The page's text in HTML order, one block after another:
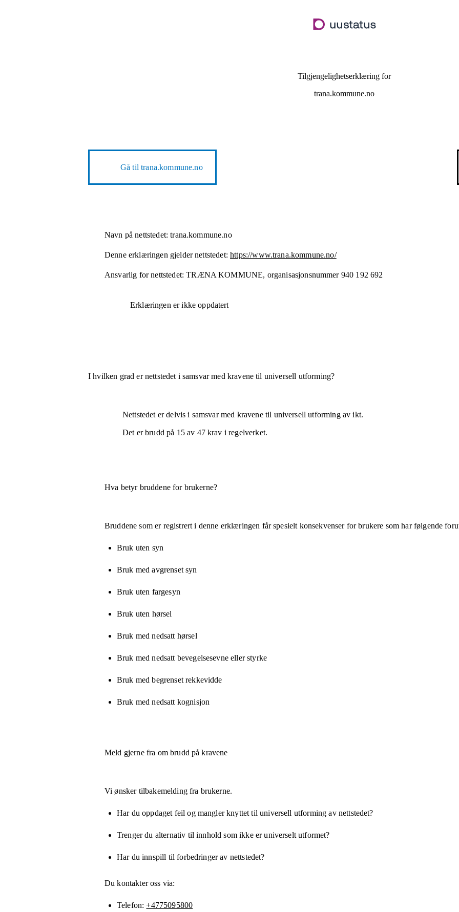
hovedinnhold
Tilgjengelighetserklæring for
trana.kommune.no
Gå tiltrana.kommune.no
Navn på nettstedet: trana.kommune.no
Denne erklæringen gjelder nettstedet: https://www.trana.kommune.no/
Ansvarlig for nettstedet: TRÆNA KOMMUNE, organisasjonsnummer 940 192 692
Erklæringen er ikke oppdatert
I hvilken grad er nettstedet i samsvar med kravene til universell utforming?
Nettstedet erdelvis i samsvarmed kravene til universell utforming av ikt.
Det er brudd på 15av 47krav i regelverket.
Hva betyr bruddene for brukerne?
Bruddene som er registrert i denne erklæringen får spesielt konsekvenser for brukere som har følgende
Bruk uten syn
Bruk med avgrenset syn
Bruk uten fargesyn
Bruk uten hørsel
Bruk med nedsatt hørsel
Bruk med nedsatt bevegelsesevne eller styrke
Bruk med begrenset rekkevidde
Bruk med nedsatt kognisjon
Meld gjerne fra om brudd på kravene
Vi ønsker tilbakemelding fra brukerne.
Har du oppdaget feil og mangler knyttet til universell utforming av nettstedet?
Trenger du alternativ til innhold som ikke er universelt utformet?
Har du innspill til forbedringer av nettstedet?
Du kontakter oss via:
Telefon +4775095800